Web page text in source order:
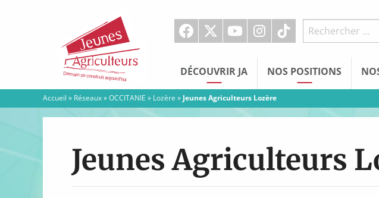
Agriculteurs
DÉCOUVRIR JA NOS POSITIONS
Accueil » Réseaux»OCCITANIE » Lozère » Jeunes Agriculteurs Lozère
Jeunes Agriculteurs